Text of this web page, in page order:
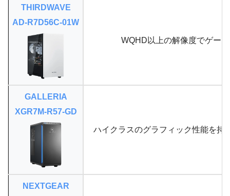
THIRDWAVE
AD-R7D56C-01W
WQHD以上の解像度でゲー
GALLERIA
XGR7M-R57-GD
ハイクラスのグラフィック性能を持
NEXTGEAR